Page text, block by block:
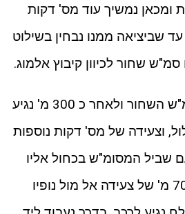
ומכאן נמשיך עוד מס' דקות
שביציאה ממנו נבחין בשילוט
סמ"ש שחור לכיוון קיבוץ אלמוג.
נתחיל לטפס עם הסמ"ש השחור ולאחר כ 300 מ' נגיע
וצעידה של מס' דקות נוספות
שביל המסומ"ש בכחול אליו
נפנה ימינה ואחרי כ700 מ' של צעידה אל מול נופיו